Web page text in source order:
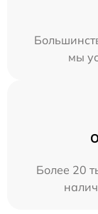
мы
Более 20